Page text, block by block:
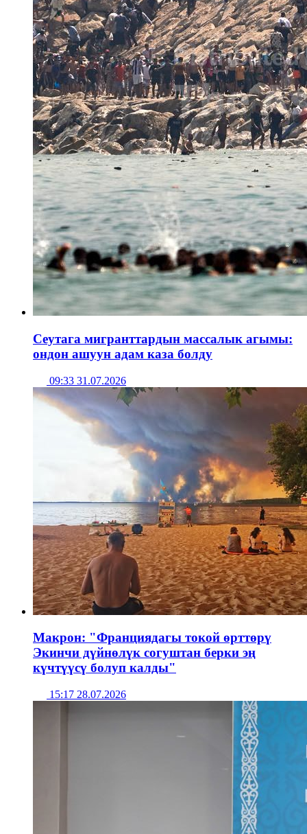
Сеутага мигранттардын массалык агымы:
ондон ашуун адам каза болду
09:33 31.07.2026
Макрон: "Франциядагы токой өрттөрү
Экинчи дүйнөлүк согуштан берки эң
күчтүүсү болуп калды"
15:17 28.07.2026